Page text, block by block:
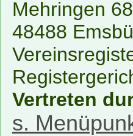
Mehringen
48488
Vertreten
s.